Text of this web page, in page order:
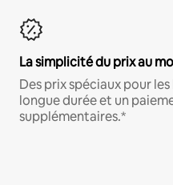
La simplicité du prix au
Des prix spéciaux pour
longue durée et un
supplémentaires.*